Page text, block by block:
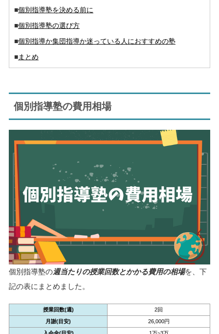
■個別指導塾を決める前に
■個別指導塾の選び方
■個別指導か集団指導か迷っている人におすすめの塾
■まとめ
個別指導塾の費用相場
個別指導塾の週当たりの授業回数とかかる費用の相場を、下
記の表にまとめました。
授業回数(週)
2回
月謝(目安)
26,000円
入会金(目安)
1万~3万